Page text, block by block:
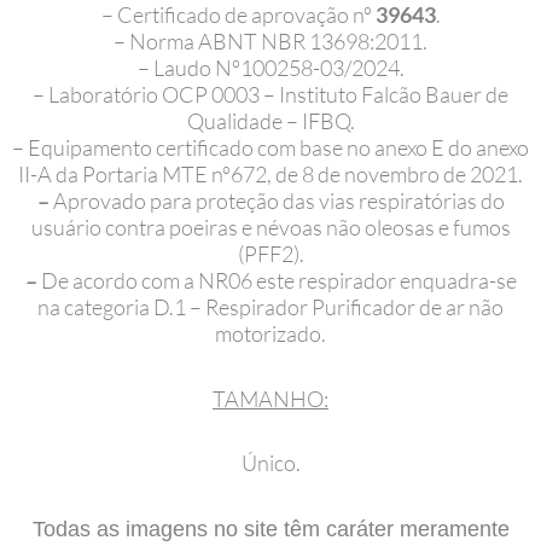
– Certificado de aprovação nº 39643.
– Norma ABNT NBR 13698:2011.
– Laudo Nº100258-03/2024.
– Laboratório OCP 0003 – Instituto Falcão Bauer de
Qualidade – IFBQ.
– Equipamento certificado com base no anexo E do anexo
II-A da Portaria MTE nº672, de 8 de novembro de 2021.
–Aprovado para proteção das vias respiratórias do
usuário contra poeiras e névoas não oleosas e fumos
(PFF2).
– De acordo com a NR06 este respirador enquadra-se
na categoria D.1 – Respirador Purificador de ar não
motorizado.
TAMANHO:
Único.
Todas as imagens no site têm caráter meramente